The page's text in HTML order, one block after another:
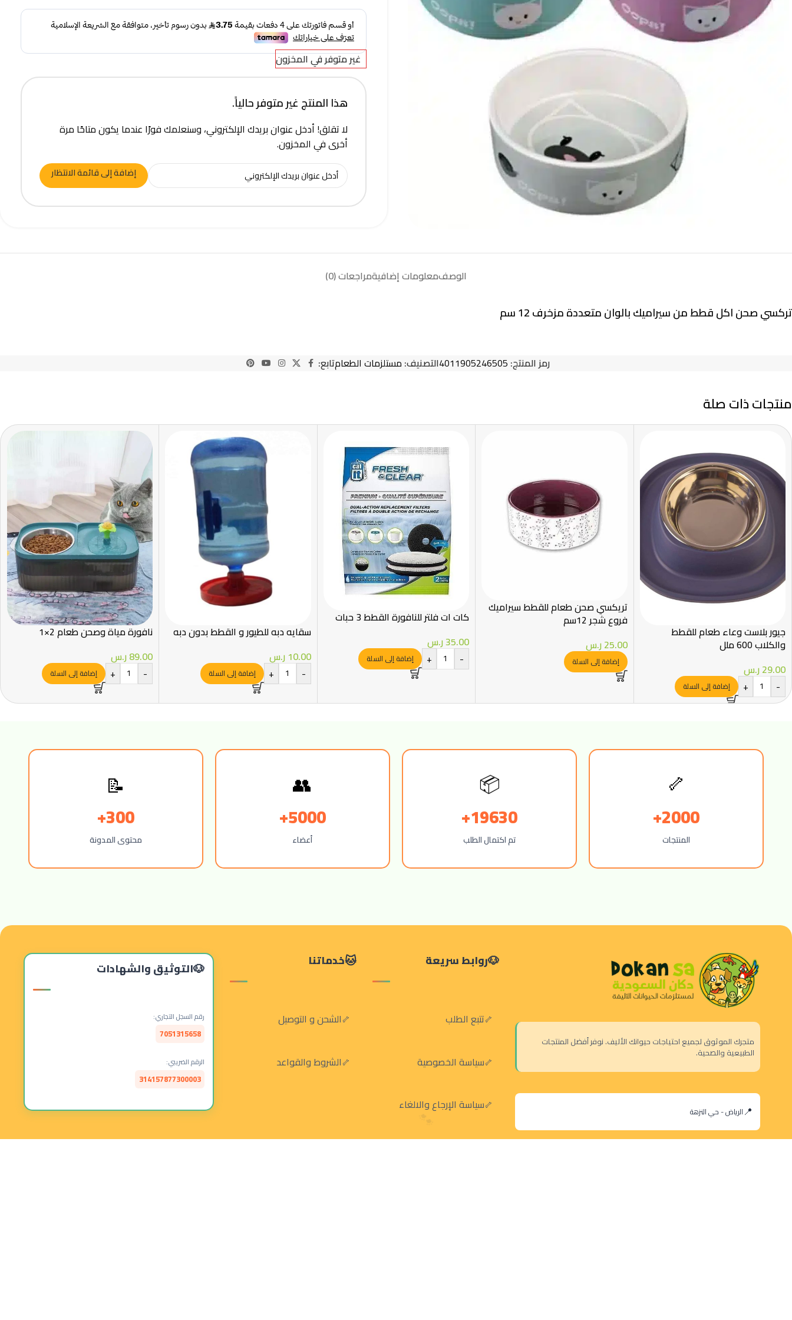
غير متوفر في المخزون
هذا المنتج غير متوفر حالياً.
لا تقلق! أدخل عنوان بريدك الإلكتروني، وسنعلمك فورًا عندما يكون متاحًا مرة
أخرى في المخزون.
إضافة إلى قائمة الانتظار
الوصفمعلومات إضافيةمراجعات (0)
تركسي صحن اكل قطط من سيراميك بالوان متعددة مزخرف 12 سم
رمز المنتج: 4011905246505التصنيف: مستلزمات الطعامتابع:
منتجات ذات صلة
جيور بلاست وعاء طعام للقطط
والكلاب 600 ملل
29.00ر.س
-
+ إضافة إلى السلة
تريكسي صحن طعام للقطط سيراميك
فروع شجر 12سم
25.00ر.س
إضافة إلى السلة
كات ات فلتر للنافورة القطط 3 حبات
35.00ر.س
-
+ إضافة إلى السلة
سقايه دبه للطيور و القطط بدون دبه
10.00 ر.س
-
+ إضافة إلى السلة
نافورة مياة وصحن طعام 2×1
89.00ر.س
-
+ إضافة إلى السلة
🦴
2000+
المنتجات
📦
19630+
تم اكتمال الطلب
👥
5000+
أعضاء
📝
300+
محتوى المدونة
متجرك الموثوق لجميع احتياجات حيوانك الأليف. نوفر أفضل المنتجات
الطبيعية والصحية.
الرياض - حي النزهة
روابط سريعة
تتبع الطلب
سياسة الخصوصية
سياسة الإرجاع والالغاء
خدماتنا
الشحن و التوصيل
الشروط والقواعد
التوثيق والشهادات
رقم السجل التجاري:
7051315658
الرقم الضريبي:
314157877300003